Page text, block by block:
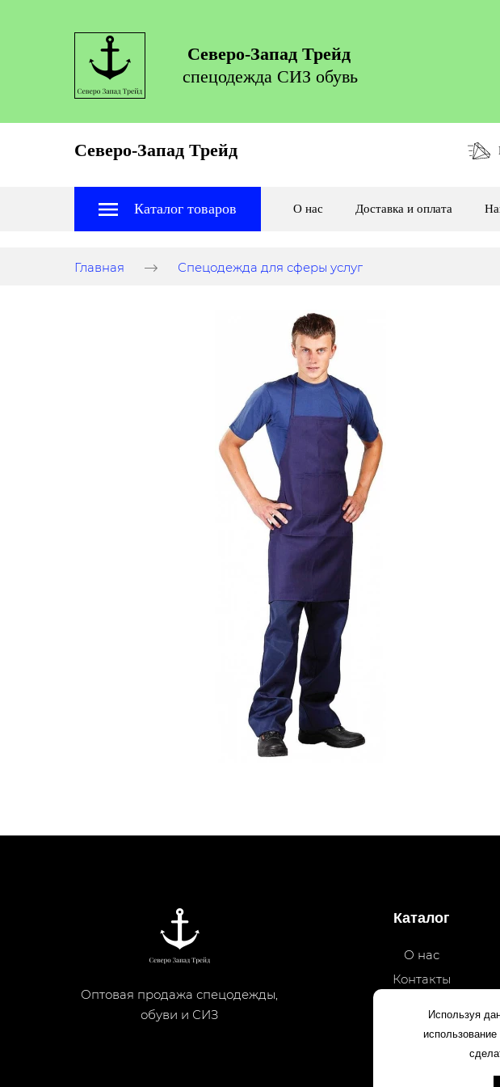
Северо-Запад Трейд
спецодежда СИЗ обувь
Северо-Запад Трейд
Каталог товаров О нас Доставка и оплата
Главная Спецодежда для сферы услуг
Оптовая продажа спецодежды,
обуви и СИЗ
Каталог
О нас
Контакты
Используя